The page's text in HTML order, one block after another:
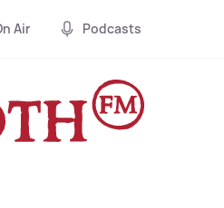
Air Podcasts